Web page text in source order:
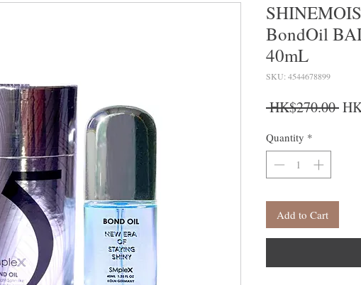
BondOil
40mL
SKU: 4544678899
HK$270.00
Quantity *
Add to Cart